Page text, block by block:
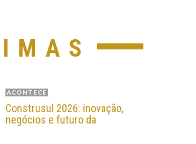
ACONTECE
Construsul 2026: inovação,
negócios e futuro da